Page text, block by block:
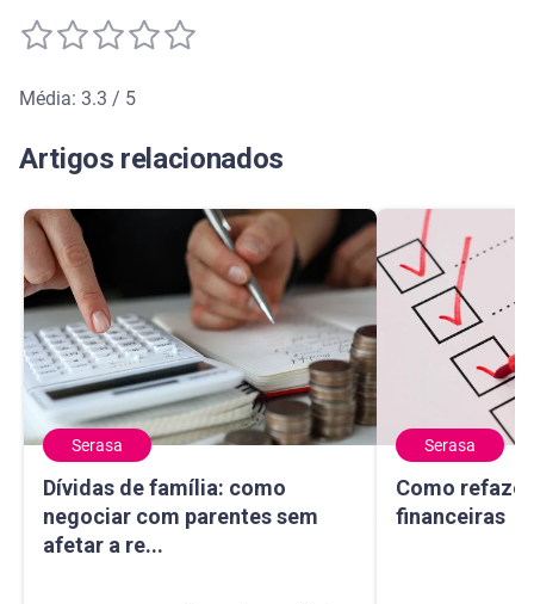
Média: 3.3 / 5
Artigos relacionados
Serasa
Dívidas de família: como
negociar com parentes sem
afetar a re...
Dívidas de família: como negociar com parentes sem
Serasa
Como
financeiras
Como refazer